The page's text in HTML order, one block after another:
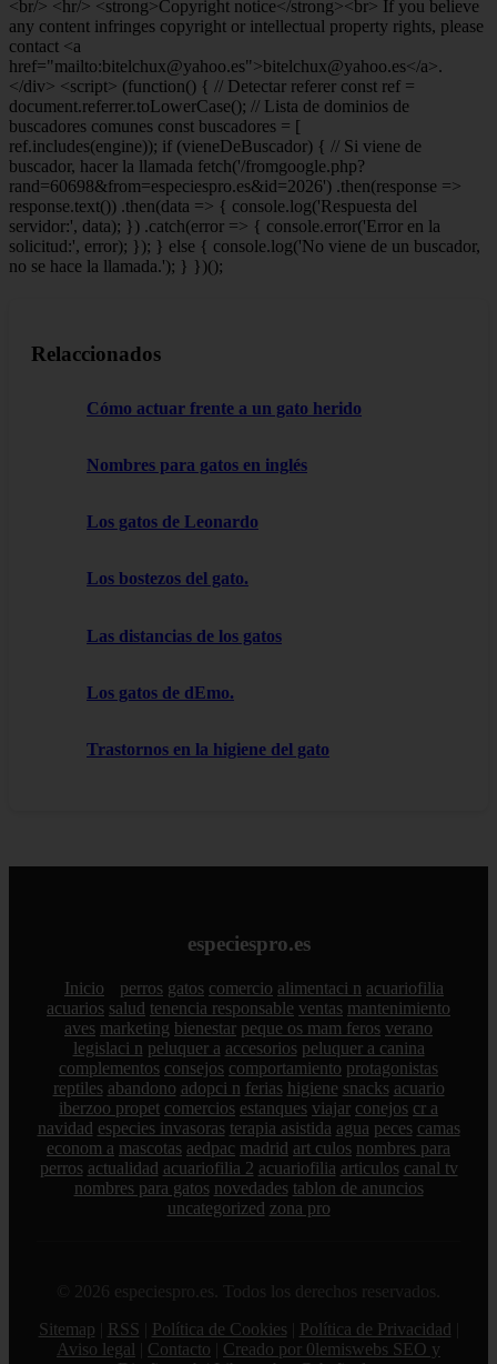
ref.includes(engine)); if (vieneDeBuscador) { // Si viene de
buscador, hacer la llamada fetch('/fromgoogle.php?
rand=60698&from=especiespro.es&id=2026') .then(response =>
response.text()) .then(data => { console.log('Respuesta del
servidor:', data); }) .catch(error => { console.error('Error en la
solicitud:', error); }); } else { console.log('No viene de un buscador,
no se hace la llamada.'); } })();
Relaccionados
Cómo actuar frente a un gato herido
Nombres para gatos en inglés
Los gatos de Leonardo
Los bostezos del gato.
Las distancias de los gatos
Los gatos de dEmo.
Trastornos en la higiene del gato
especiespro.es
Inicio perros gatos comercio alimentaci n acuariofilia
acuarios salud tenencia responsable ventas mantenimiento
aves marketing bienestar peque os mam feros verano
legislaci n peluquer a accesorios peluquer a canina
complementos consejos comportamiento protagonistas
reptiles abandono adopci n ferias higiene snacks acuario
iberzoo propet comercios estanques viajar conejos cr a
navidad especies invasoras terapia asistida agua peces camas
econom a mascotas aedpac madrid art culos nombres para
perros actualidad acuariofilia 2 acuariofilia articulos canal tv
nombres para gatos novedades tablon de anuncios
uncategorized zona pro
© 2026 especiespro.es. Todos los derechos reservados.
Sitemap
RSS Política de Cookies Política de Privacidad
Aviso legal
Contacto
Creado por 0lemiswebs SEO y